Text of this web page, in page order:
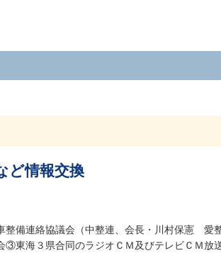
ど情報交換
備連絡協議会（中整連、会長・川村保憲 愛
東海３県合同のラジオＣＭ及びテレビＣＭ